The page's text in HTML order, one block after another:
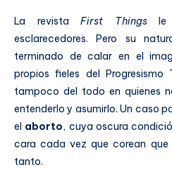
La revistaFirst Thingsle
esclarecedores. Pero su
terminado de calar en el
propios fieles del Progresismo
tampoco del todo en quienes
entenderlo y asumirlo. Un caso
el aborto, cuya oscura
cara cada vez que corean
tanto.